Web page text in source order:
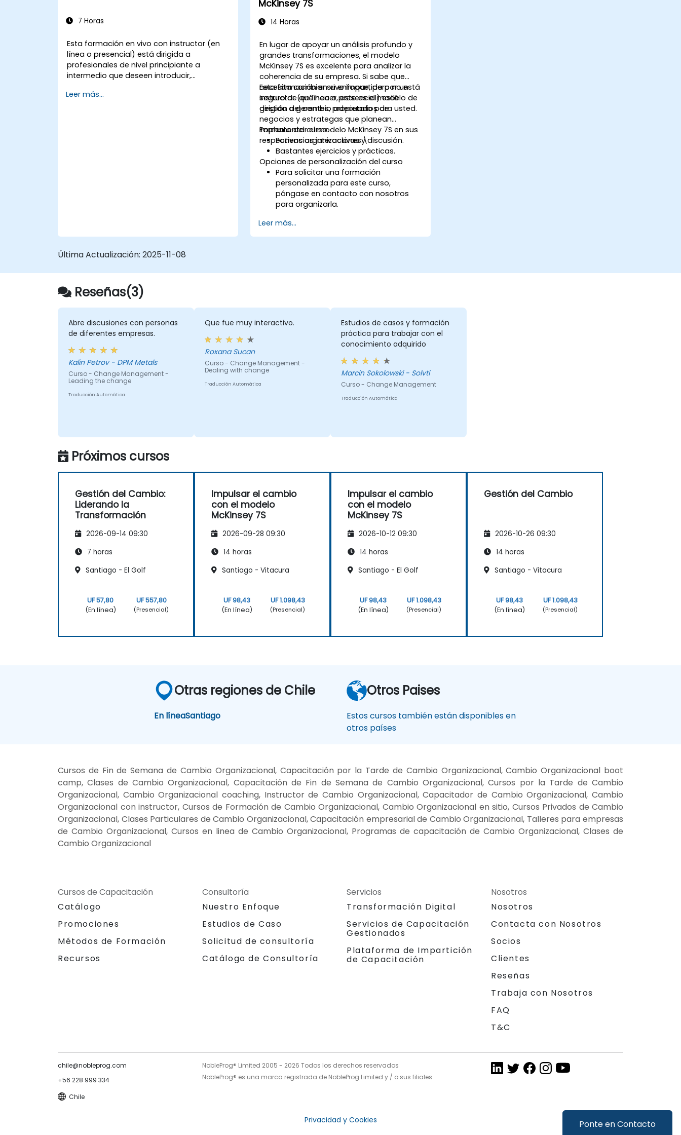
Ponte en Contacto
7 Horas
Esta formación en vivo con instructor (en
línea o presencial) está dirigida a
profesionales de nivel principiante a
intermedio que deseen introducir,
de manera efectiva en su organización.
Leer más...
McKinsey 7S
14 Horas
En lugar de apoyar un análisis profundo y
grandes transformaciones, el modelo
McKinsey 7S es excelente para analizar la
coherencia de su empresa. Si sabe que
necesita cambiar su enfoque, pero no está
seguro de qué hacer, este es el modelo de
gestión del cambio adecuado para usted.
Esta formación en vivo impartida por un
instructor (en línea o presencial) está
dirigida a gerentes, propietarios de
negocios y estrategas que planean
implementar el modelo McKinsey 7S en sus
respectivas organizaciones.\
Formato del curso
Ponencias interactivas y discusión.
Bastantes ejercicios y prácticas.
Opciones de personalización del curso
Para solicitar una formación
personalizada para este curso,
póngase en contacto con nosotros
para organizarla.
Leer más...
Última Actualización: 2025-11-08
Reseñas(3)
Abre discusiones con personas
de diferentes empresas.
Kalin Petrov - DPM Metals
Curso - Change Management -
Leading the change
Traducción Automática
Que fue muy interactivo.
Roxana Sucan
Curso - Change Management -
Dealing with change
Traducción Automática
Estudios de casos y formación
práctica para trabajar con el
conocimiento adquirido
Marcin Sokolowski - Solvti
Curso - Change Management
Traducción Automática
Próximos cursos
Gestión del Cambio:
Liderando la
Transformación
2026-09-14 09:30
7 horas
Santiago - El Golf
UF 57,80
(En línea)
UF 557,80
(Presencial)
Impulsar el cambio
con el modelo
McKinsey 7S
2026-09-28 09:30
14 horas
Santiago - Vitacura
UF 98,43
(En línea)
UF 1.098,43
(Presencial)
Impulsar el cambio
con el modelo
McKinsey 7S
2026-10-12 09:30
14 horas
Santiago - El Golf
UF 98,43
(En línea)
UF 1.098,43
(Presencial)
Gestión del Cambio
2026-10-26 09:30
14 horas
Santiago - Vitacura
UF 98,43
(En línea)
UF 1.098,43
(Presencial)
Otras regiones de Chile
En líneaSantiago
Otros Paises
Estos cursos también están disponibles en
otros países
Cursos de Fin de Semana de Cambio Organizacional, Capacitación por la Tarde de Cambio Organizacional, Cambio Organizacional boot
camp, Clases de Cambio Organizacional, Capacitación de Fin de Semana de Cambio Organizacional, Cursos por la Tarde de Cambio
Organizacional, Cambio Organizacional coaching, Instructor de Cambio Organizacional, Capacitador de Cambio Organizacional, Cambio
Organizacional con instructor, Cursos de Formación de Cambio Organizacional, Cambio Organizacional en sitio, Cursos Privados de Cambio
Organizacional, Clases Particulares de Cambio Organizacional, Capacitación empresarial de Cambio Organizacional, Talleres para empresas
de Cambio Organizacional, Cursos en linea de Cambio Organizacional, Programas de capacitación de Cambio Organizacional, Clases de
Cambio Organizacional
Cursos de Capacitación
Catálogo
Promociones
Métodos de Formación
Recursos
Consultoría
Nuestro Enfoque
Estudios de Caso
Solicitud de consultoría
Catálogo de Consultoría
Servicios
Transformación Digital
Servicios de Capacitación
Gestionados
Plataforma de Impartición
de Capacitación
Nosotros
Nosotros
Contacta con Nosotros
Socios
Clientes
Reseñas
Trabaja con Nosotros
FAQ
T&C
chile@nobleprog.com
+56 228 999 334
Chile
NobleProg® Limited 2005 - 2026 Todos los derechos reservados
NobleProg® es una marca registrada de NobleProg Limited y / o sus filiales.
Privacidad y Cookies